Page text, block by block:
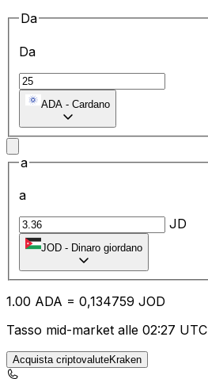
Da
Da
ADA - Cardano
a
a
JD
JOD - Dinaro giordano
1.00 ADA = 0,134759 JOD
Tasso mid-market alle 02:27 UTC
Acquista criptovaluteKraken